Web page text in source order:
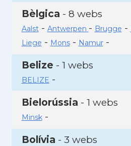
Bèlgica - 8 webs
Aalst- Antwerpen - Brugge -
Liege - Mons- Namur-
Belize - 1 webs
BELIZE -
Bielorússia - 1 webs
Minsk-
Bolívia - 3 webs